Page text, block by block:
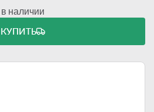
в наличии
КУПИТЬ